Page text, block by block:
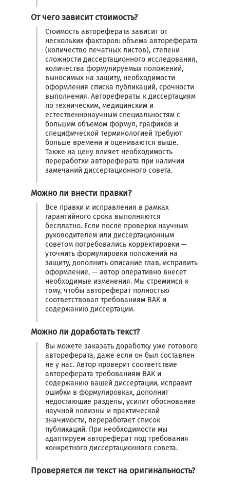
От чего зависит стоимость?
Стоимость автореферата зависит от
нескольких факторов: объема автореферата
(количество печатных листов), степени
сложности диссертационного исследования,
количества формулируемых положений,
выносимых на защиту, необходимости
оформления списка публикаций, срочности
выполнения. Авторефераты к диссертациям
по техническим, медицинским и
естественнонаучным специальностям с
большим объемом формул, графиков и
специфической терминологией требуют
больше времени и оцениваются выше.
Также на цену влияет необходимость
переработки автореферата при наличии
замечаний диссертационного совета.
Можно ли внести правки?
Все правки и исправления в рамках
гарантийного срока выполняются
бесплатно. Если после проверки научным
руководителем или диссертационным
советом потребовались корректировки —
уточнить формулировки положений на
защиту, дополнить описание глав, исправить
оформление, — автор оперативно внесет
необходимые изменения. Мы стремимся к
тому, чтобы автореферат полностью
соответствовал требованиям ВАК и
содержанию диссертации.
Можно ли доработать текст?
Вы можете заказать доработку уже готового
автореферата, даже если он был составлен
не у нас. Автор проверит соответствие
автореферата требованиям ВАК и
содержанию вашей диссертации, исправит
ошибки в формулировках, дополнит
недостающие разделы, усилит обоснование
научной новизны и практической
значимости, переработает список
публикаций. При необходимости мы
адаптируем автореферат под требования
конкретного диссертационного совета.
Проверяется ли текст на оригинальность?